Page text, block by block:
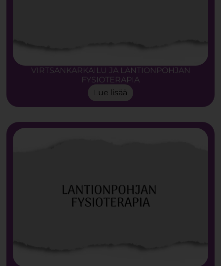
VIRTSANKARKAILU JA LANTIONPOHJAN
FYSIOTERAPIA
Lue lisää